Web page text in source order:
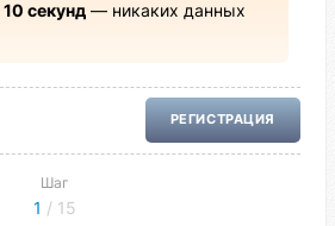
10 секунд— никаких данных
РЕГИСТРАЦИЯ
Шаг
1 / 15